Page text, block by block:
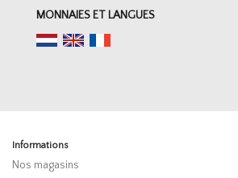
MONNAIES ET LANGUES
Informations
Nos magasins